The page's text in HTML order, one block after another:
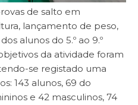
de salto em
lançamento de peso,
alunos do 5.º ao 9.º
da atividade foram
se registado uma
143 alunos, 69 do
e 42 masculinos, 74